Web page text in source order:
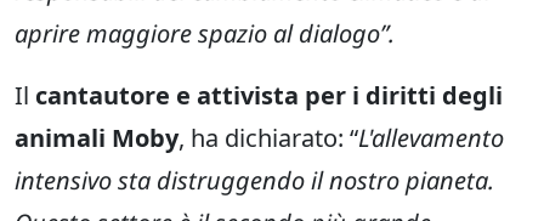
aprire maggiore spazio al dialogo”.
Il cantautore e attivista per i diritti degli
animali Moby, ha dichiarato: “L'allevamento
intensivo sta distruggendo il nostro pianeta.